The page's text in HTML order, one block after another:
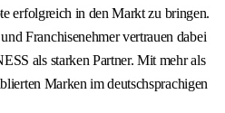
erfolgreich in den Markt zu bringen.
Franchisenehmer vertrauen dabei
als starken Partner. Mit mehr als
Marken im deutschsprachigen